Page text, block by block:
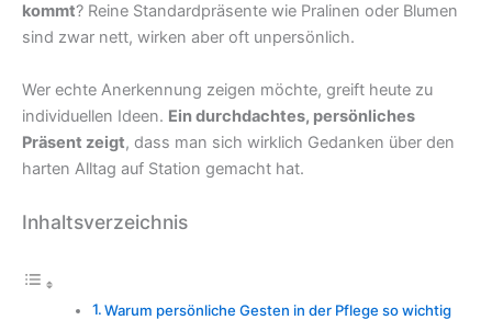
kommt? Reine Standardpräsente wie Pralinen oder Blumen
sind zwar nett, wirken aber oft unpersönlich.
Wer echte Anerkennung zeigen möchte, greift heute zu
individuellen Ideen. Ein durchdachtes, persönliches
Präsent zeigt, dass man sich wirklich Gedanken über den
harten Alltag auf Station gemacht hat.
Inhaltsverzeichnis
Warum persönliche Gesten in der Pflege so wichtig